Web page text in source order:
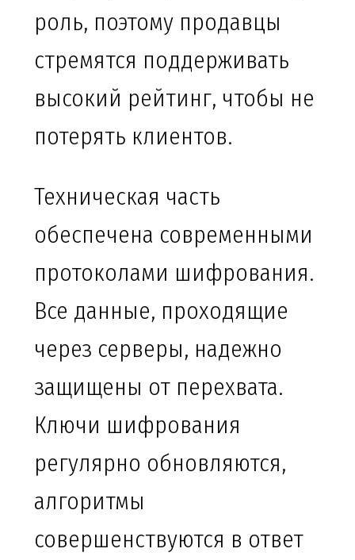
роль, поэтому продавцы
стремятся поддерживать
высокий рейтинг, чтобы не
потерять клиентов.
Техническая часть
обеспечена современными
протоколами шифрования.
Все данные, проходящие
через серверы, надежно
защищены от перехвата.
Ключи шифрования
регулярно обновляются,
алгоритмы
совершенствуются в ответ